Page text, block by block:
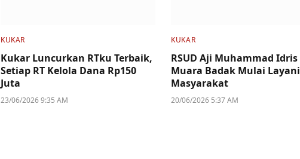
KUKAR
Kukar Luncurkan RTku Terbaik,
Setiap RT Kelola Dana Rp150
Juta
23/06/2026 9:35 AM
KUKAR
RSUD Aji Muhammad Idris
Muara Badak Mulai Layani
Masyarakat
20/06/2026 5:37 AM